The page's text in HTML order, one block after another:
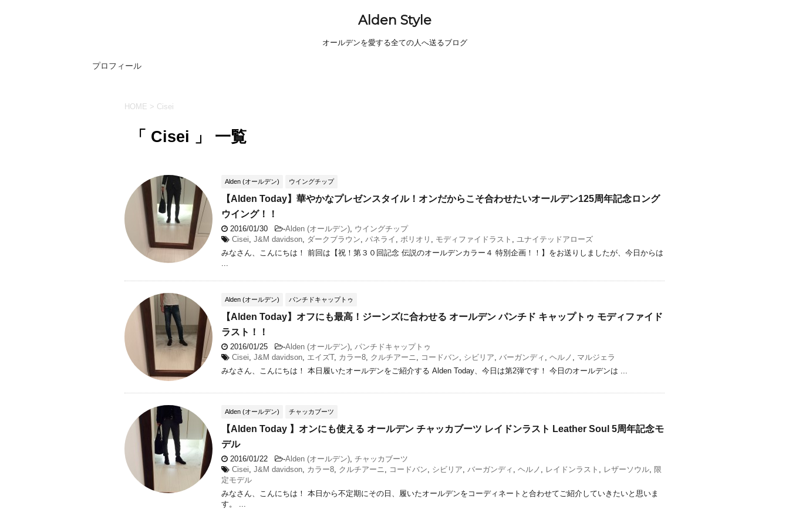
Alden Style
オールデンを愛する全ての人へ送るブログ
プロフィール
HOME > Cisei
「 Cisei 」 一覧
Alden (オールデン) ウイングチップ
【Alden Today】華やかなプレゼンスタイル！オンだからこそ合わせたいオールデン125周年記念ロング
ウイング！！
2016/01/30 -Alden (オールデン), ウイングチップ
Cisei, J&M davidson, ダークブラウン, パネライ , ボリオリ , モディファイドラスト , ユナイテッドアローズ
みなさん、こんにちは！ 前回は【祝！第３０回記念 伝説のオールデンカラー４ 特別企画！！】をお送りしましたが、今日からは
...
Alden (オールデン) パンチドキャップトゥ
【Alden Today】オフにも最高！ジーンズに合わせる オールデン パンチド キャップトゥ モディファイド
ラスト！！
2016/01/25 -Alden (オールデン), パンチドキャップトゥ
Cisei, J&M davidson, エイズT, カラー8, クルチアーニ, コードバン, シビリア, バーガンディ , ヘルノ , マルジェラ
みなさん、こんにちは！ 本日履いたオールデンをご紹介する Alden Today、今日は第2弾です！ 今日のオールデンは ...
Alden (オールデン) チャッカブーツ
【Alden Today 】オンにも使える オールデン チャッカブーツ レイドンラスト Leather Soul 5周年記念モ
デル
2016/01/22 -Alden (オールデン), チャッカブーツ
Cisei, J&M davidson, カラー8, クルチアーニ, コードバン, シビリア, バーガンディ , ヘルノ , レイドンラスト , レザーソウル, 限
定モデル
みなさん、こんにちは！ 本日から不定期にその日、履いたオールデンをコーディネートと合わせてご紹介していきたいと思いま
す。 ...